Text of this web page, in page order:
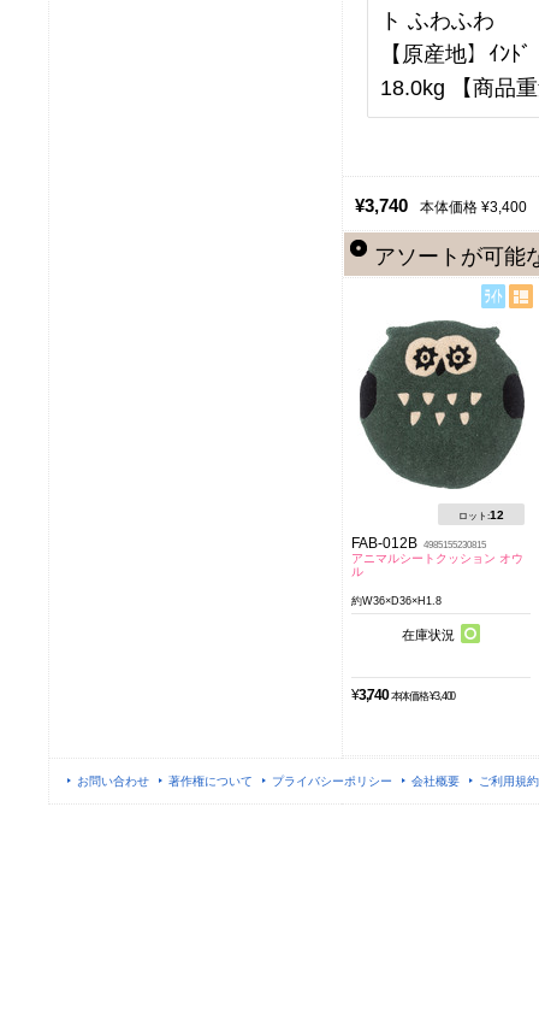
ト ふわふわ
【原産地】ｲﾝ
18.0kg 【商品
¥3,740 本体価格 ¥3,400
アソートが可能
ロット:12
FAB-012B 4985155230815
アニマルシートクッション オウ
ル
約W36×D36×H1.8
在庫状況
¥3,740 本体価格 ¥3,400
お問い合わせ 著作権について プライバシーポリシー 会社概要 ご利用規約